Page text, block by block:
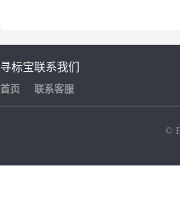
寻标宝
首页
联系我们
联系客服
©